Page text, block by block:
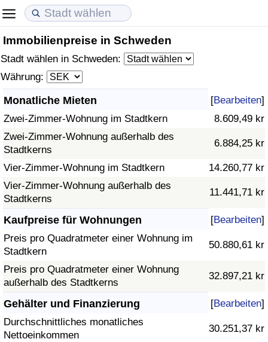
Immobilienpreise in Schweden
Stadt wählen in Schweden:
Währung:
Monatliche Mieten [Bearbeiten]
Zwei-Zimmer-Wohnung im Stadtkern
8.609,49 kr
Zwei-Zimmer-Wohnung außerhalb des
Stadtkerns
6.884,25 kr
Vier-Zimmer-Wohnung im Stadtkern
14.260,77 kr
Vier-Zimmer-Wohnung außerhalb des
Stadtkerns
11.441,71 kr
Kaufpreise für Wohnungen [Bearbeiten]
Preis pro Quadratmeter einer Wohnung im
Stadtkern
50.880,61 kr
Preis pro Quadratmeter einer Wohnung
außerhalb des Stadtkerns
32.897,21 kr
Gehälter und Finanzierung [Bearbeiten]
Durchschnittliches monatliches
Nettoeinkommen
30.251,37 kr
Lebenshaltungskosten
Lebenshaltungskosten-Index (aktuell)
Lebenshaltungskosten-Index
Lebenshaltungskosten-Index nach Land
in Akaba
Immobilienpreise
Immobilienpreis-Index (aktuell)
Immobilienpreis-Index
Immobilienpreis-Index nach Land
Lebensqualität
Lebensqualität-Index
Lebensqualität-Index (aktuell)
Lebensqualitätsindex nach Land
Kriminalität
Kriminalitäts-Index (aktuell)
Kriminalitäts-Index
Kriminalitätsindex nach Land
Gesundheitsversorgung
Gesundheitsversorgungs-Index (aktuell)